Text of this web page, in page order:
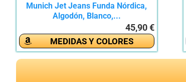
Munich Jet Jeans Funda Nórdica,
Algodón, Blanco,...
45,90 €
MEDIDAS Y COLORES